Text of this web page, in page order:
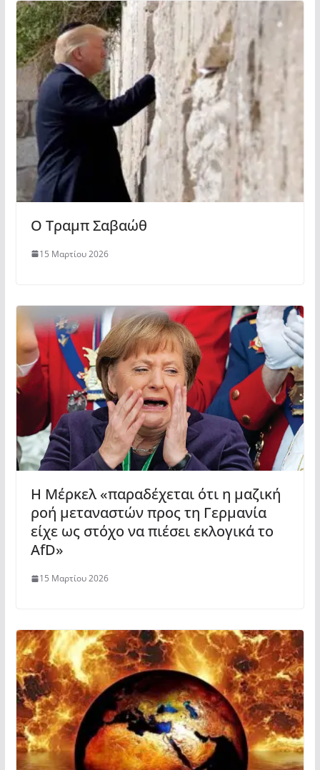
O Τραμπ Σαβαώθ
15 Μαρτίου 2026
Η Μέρκελ «παραδέχεται ότι η μαζική
ροή μεταναστών προς τη Γερμανία
είχε ως στόχο να πιέσει εκλογικά το
AfD»
15 Μαρτίου 2026